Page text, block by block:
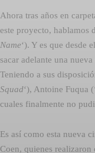
Ahora tras años en
este proyecto, hablamos
Name‘). Y es que desde
sacar adelante una
Teniendo a sus
Squad‘), Antoine Fuqua
cuales finalmente no
Es así como esta nueva
Coen, quienes